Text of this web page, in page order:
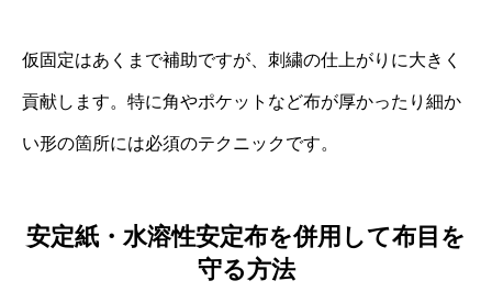
仮固定はあくまで補助ですが、刺繍の仕上がりに大きく
貢献します。特に角やポケットなど布が厚かったり細か
い形の箇所には必須のテクニックです。
安定紙・水溶性安定布を併用して布目を
守る方法